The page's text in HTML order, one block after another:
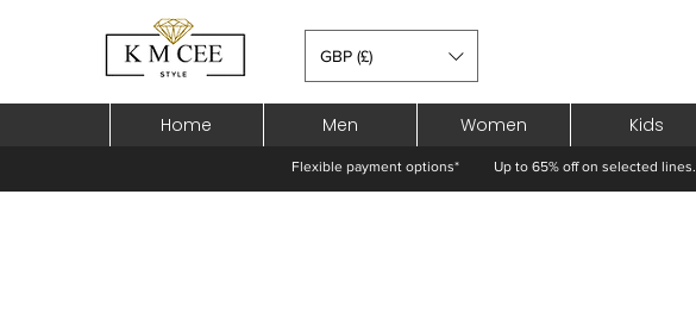
GBP (£)
Home Men Women Kids
Flexible payment options* Up to 65% off on selected lines.